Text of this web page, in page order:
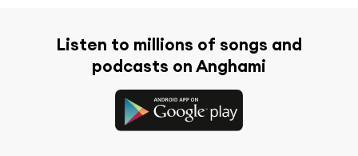
Listen to millions of songs and
podcasts on Anghami